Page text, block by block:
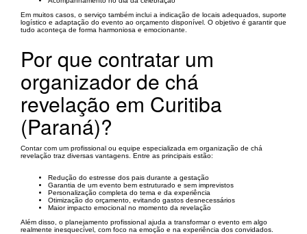
Em muitos casos, o serviço também inclui a indicação de locais adequados, suporte
logístico e adaptação do evento ao orçamento disponível. O objetivo é garantir que
tudo aconteça de forma harmoniosa e emocionante.
Por que contratar um
organizador de chá
revelação em Curitiba
(Paraná)?
Contar com um profissional ou equipe especializada em organização de chá
revelação traz diversas vantagens. Entre as principais estão:
Redução do estresse dos pais durante a gestação
Garantia de um evento bem estruturado e sem imprevistos
Personalização completa do tema e da experiência
Otimização do orçamento, evitando gastos desnecessários
Maior impacto emocional no momento da revelação
Além disso, o planejamento profissional ajuda a transformar o evento em algo
realmente inesquecível, com foco na emoção e na experiência dos convidados.